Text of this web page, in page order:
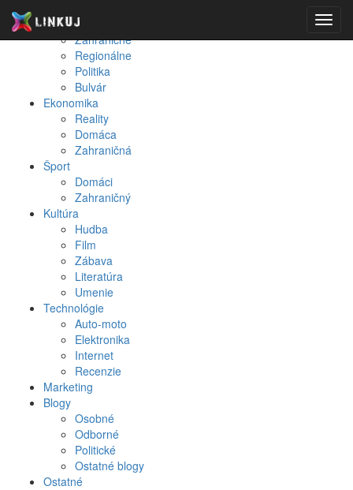
Domáce
Zahraničné
Regionálne
Politika
Bulvár
Ekonomika
Reality
Domáca
Zahraničná
Šport
Domáci
Zahraničný
Kultúra
Hudba
Film
Zábava
Literatúra
Umenie
Technológie
Auto-moto
Elektronika
Internet
Recenzie
Marketing
Blogy
Osobné
Odborné
Politické
Ostatné blogy
Ostatné